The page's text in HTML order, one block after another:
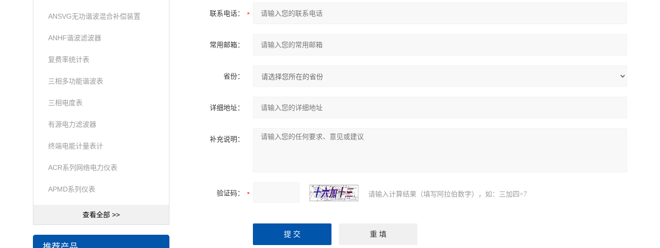
ANSVG无功谐波混合补偿装置
ANHF谐波滤波器
复费率统计表
三相多功能谐波表
三相电度表
有源电力滤波器
终端电能计量表计
ACR系列网络电力仪表
APMD系列仪表
查看全部 >>
联系电话：
常用邮箱：
省份：
详细地址：
补充说明：
验证码： 请输入计算结果（填写阿拉伯数字），如：三加四=7